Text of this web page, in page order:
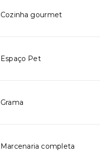
Cozinha gourmet
Espaço Pet
Grama
Marcenaria completa